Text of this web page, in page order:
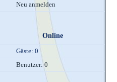
Neu anmelden
Online
Gäste: 0
Benutzer: 0